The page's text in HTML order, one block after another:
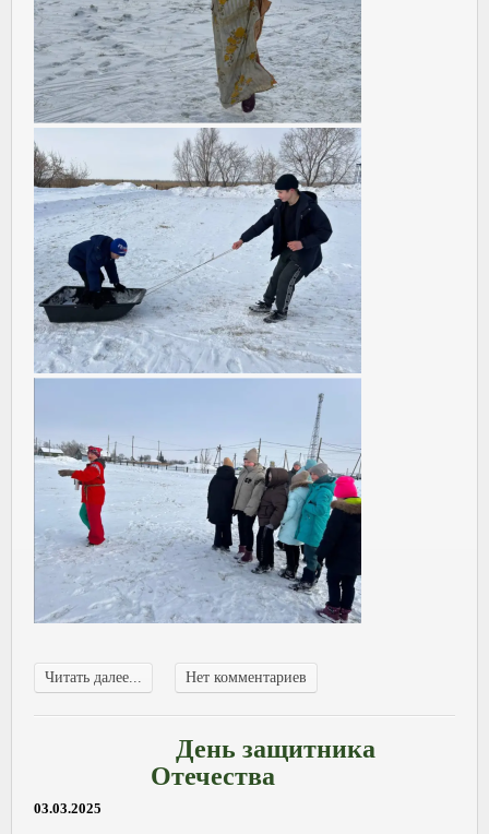
Читать далее... Нет комментариев
День защитника
Отечества
03.03.2025